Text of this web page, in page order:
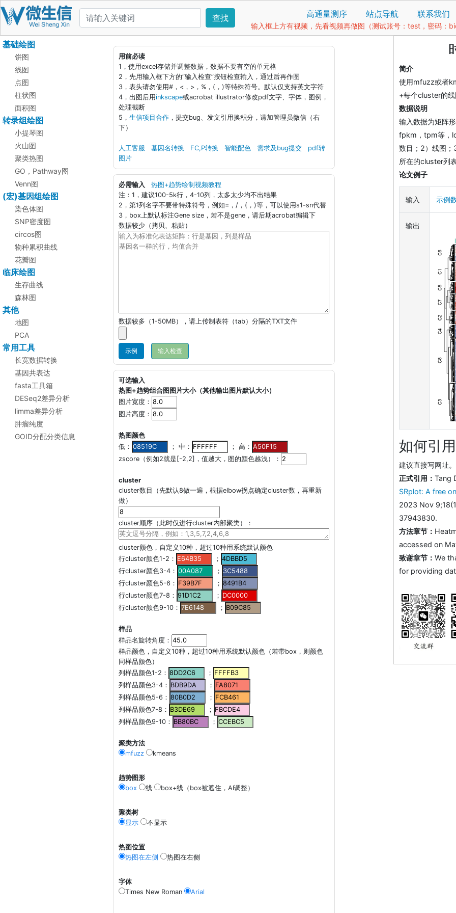
查找 高通量测序 站点导航 联系我们
输入框上方有视频，先看视频再做图（测试账号：test，密码：
基础绘图
饼图
线图
点图
柱状图
面积图
转录组绘图
小提琴图
火山图
聚类热图
GO，Pathway图
Venn图
(宏)基因组绘图
染色体图
SNP密度图
circos图
物种累积曲线
花瓣图
临床绘图
生存曲线
森林图
其他
地图
PCA
常用工具
长宽数据转换
基因共表达
fasta工具箱
DESeq2差异分析
limma差异分析
肿瘤纯度
GOID分配分类信息
用前必读
1，使用excel存储并调整数据，数据不要有空的单元格
2，先用输入框下方的“输入检查”按钮检查输入，通过后再作图
3，表头请勿使用#，<，>，%，(，)等特殊符号。默认仅支持英文字符
4，出图后用inkscape或acrobat illustrator修改pdf文字、字体，图例，
处理截断
5， 生信项目合作，提交bug、发文引用换积分，请加管理员微信（右
下）
人工客服 基因名转换 FC,P转换 智能配色 需求及bug提交
pdf转
图片
必需输入
热图+趋势绘制视频教程
注：1，建议100-5k行，4-10列，太多太少均不出结果
2，第1列名字不要带特殊符号，例如=，/，(，)等，可以使用s1-sn代替
3，box上默认标注Gene size，若不是gene，请后期acrobat编辑下
数据较少（拷贝、粘贴）
数据较多（1-50MB），请上传制表符（tab）分隔的TXT文件
示例
可选输入
热图+趋势组合图图片大小（其他输出图片默认大小）
图片宽度：
图片高度：
热图颜色
低：
； 中：
； 高：
zscore（例如2就是[-2,2]，值越大，图的颜色越浅）：
cluster
cluster数目（先默认8做一遍，根据elbow拐点确定cluster数，再重新
做）
cluster顺序（此时仅进行cluster内部聚类）：
cluster颜色，自定义10种，超过10种用系统默认颜色
行cluster颜色1-2：
；
行cluster颜色3-4：
；
行cluster颜色5-6：
；
行cluster颜色7-8：
；
行cluster颜色9-10：
；
样品
样品名旋转角度：
样品颜色，自定义10种，超过10种用系统默认颜色（若带box，则颜色
同样品颜色）
列样品颜色1-2：
；
列样品颜色3-4：
；
列样品颜色5-6：
；
列样品颜色7-8：
；
列样品颜色9-10：
；
聚类方法
mfuzz
kmeans
趋势图形
box
线 box+线（box被遮住，AI调整）
聚类树
显示
不显示
热图位置
热图在左侧
热图在右侧
字体
Times New Roman
Arial
简介
使用mfuzz或者
+每个cluster的
数据说明
输入数据为矩阵
fpkm，tpm等，
数目；2）线图
所在的cluster列
论文例子
输入 示例
输出
如何引
建议直接写网址
正式引用： Tang
SRplot: A free
2023 Nov
37943830.
方法章节：
accessed on
致谢章节： We
for providing